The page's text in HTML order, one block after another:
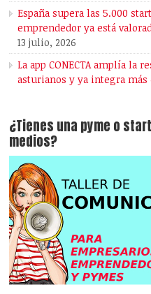
España supera las 5.000
emprendedor ya está
13 julio, 2026
La app CONECTA amplía la
asturianos y ya integra más
¿Tienes una pyme o startup? ¿Quieres
medios?